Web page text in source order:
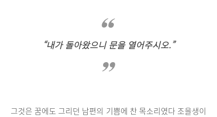
“내가 돌아왔으니 문을 열어주시오.”
그것은 꿈에도 그리던 남편의 기쁨에 찬 목소리였다 조을생이